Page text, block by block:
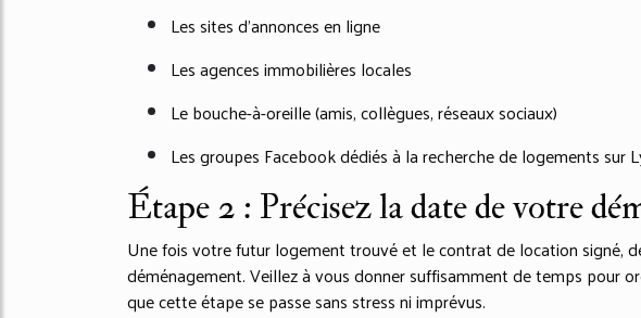
Les sites d’annonces en ligne
Les agences immobilières locales
Le bouche-à-oreille (amis, collègues, réseaux sociaux)
Les groupes Facebook dédiés à la recherche de logements sur
Étape 2 : Précisez la date de votre
Une fois votre futur logement trouvé et le contrat de location signé,
déménagement. Veillez à vous donner suffisamment de temps pour
que cette étape se passe sans stress ni imprévus.